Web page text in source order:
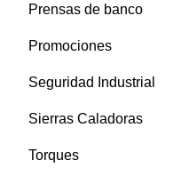
Prensas de banco
Promociones
Seguridad Industrial
Sierras Caladoras
Torques